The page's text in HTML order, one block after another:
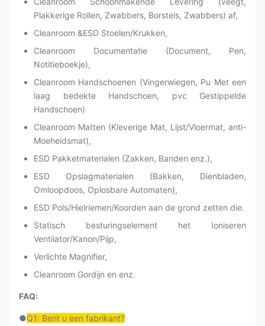
Plakkerige Rollen, Zwabbers, Borstels, Zwabbers) af,
Cleanroom &ESD Stoelen/Krukken,
Cleanroom Documentatie (Document, Pen,
Notitieboekje),
Cleanroom Handschoenen (Vingerwiegen, Pu Met een
laag bedekte Handschoen, pvc Gestippelde
Handschoen)
Cleanroom Matten (Kleverige Mat, Lijst/Vloermat, anti-
Moeheidsmat),
ESD Pakketmaterialen (Zakken, Banden enz.),
ESD Opslagmaterialen (Bakken, Dienbladen,
Omloopdoos, Oplosbare Automaten),
ESD Pols/Hielriemen/Koorden aan de grond zetten die.
Statisch besturingselement het Ioniseren
Ventilator/Kanon/Pijp,
Verlichte Magnifier,
Cleanroom Gordijn en enz.
FAQ:
●Q1: Bent u een fabrikant?